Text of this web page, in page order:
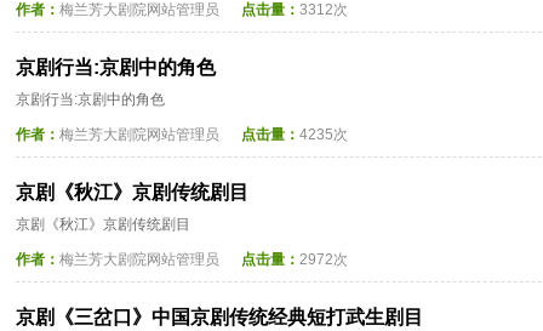
作者： 梅兰芳大剧院网站管理员 点击量： 3312次
京剧行当:京剧中的角色
京剧行当:京剧中的角色
作者： 梅兰芳大剧院网站管理员 点击量： 4235次
京剧《秋江》京剧传统剧目
京剧《秋江》京剧传统剧目
作者： 梅兰芳大剧院网站管理员 点击量： 2972次
京剧《三岔口》中国京剧传统经典短打武生剧目